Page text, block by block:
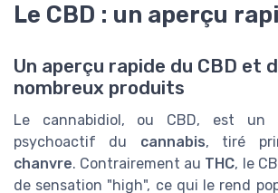
Le CBD : un aperçu
Un aperçu rapide du CBD et
nombreux produits
Le cannabidiol, ou CBD, est un
psychoactif du cannabis, tiré
chanvre. Contrairement au THC, le
de sensation "high", ce qui le rend